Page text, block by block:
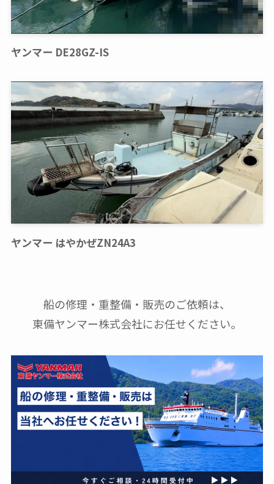
ヤンマー DE28GZ-IS
ヤンマー はやかぜZN24A3
船の修理・重整備・販売のご依頼は、
東備ヤンマー株式会社にお任せください。